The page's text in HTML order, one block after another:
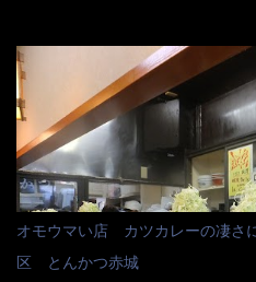
＞サイズを食べられるか？である
からね、得がどれくらいの満腹度
桶は、銭湯で使う洗い桶サイズだ
と湯が注がれていたら食べ進む
う。 これなら茹で上がった直後
いか！ 別皿で、葱と天かすを満
れに湯が無い利点として、汁が
れ！！ 湯があると、うどんと共
う。つまりラーメンの麺にスープ
中元は、丁度お盆の夏場に日頃お
拶＞としての贈り物の習慣です。
るかと・・・小生もお中元やお歳
パリ） まぁ～この慣習が残って
士（昇進目的）などの世界でしょ
感じかな。 丸亀製麺と云えば、
は？）へ広がった、讃岐饂飩チェ
無いでしょう。 各店舗で、毎日
方には店舗に寄って違う！と云う
オモウマい店 カツカレーの凄
区 とんかつ赤城